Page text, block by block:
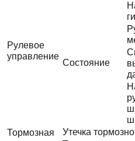
Рулевое
управление
Состояние
Тормозная
Утечка